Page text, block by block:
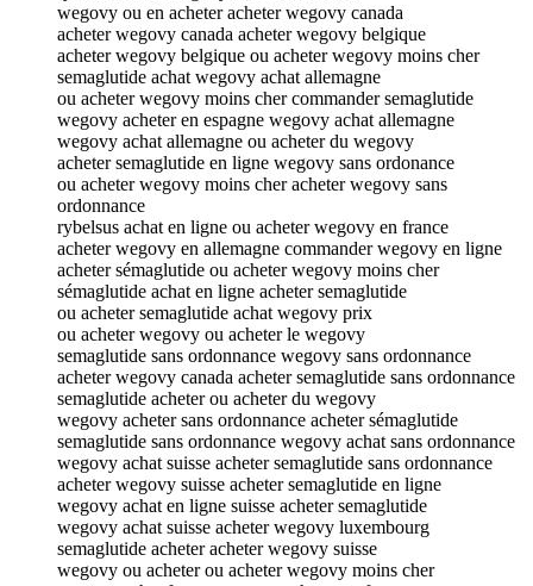
wegovy ou en acheter acheter wegovy canada
acheter wegovy canada acheter wegovy belgique
acheter wegovy belgique ou acheter wegovy moins cher
semaglutide achat wegovy achat allemagne
ou acheter wegovy moins cher commander semaglutide
wegovy acheter en espagne wegovy achat allemagne
wegovy achat allemagne ou acheter du wegovy
acheter semaglutide en ligne wegovy sans ordonance
ou acheter wegovy moins cher acheter wegovy sans
ordonnance
rybelsus achat en ligne ou acheter wegovy en france
acheter wegovy en allemagne commander wegovy en ligne
acheter sémaglutide ou acheter wegovy moins cher
sémaglutide achat en ligne acheter semaglutide
ou acheter semaglutide achat wegovy prix
ou acheter wegovy ou acheter le wegovy
semaglutide sans ordonnance wegovy sans ordonnance
acheter wegovy canada acheter semaglutide sans ordonnance
semaglutide acheter ou acheter du wegovy
wegovy acheter sans ordonnance acheter sémaglutide
semaglutide sans ordonnance wegovy achat sans ordonnance
wegovy achat suisse acheter semaglutide sans ordonnance
acheter wegovy suisse acheter semaglutide en ligne
wegovy achat en ligne suisse acheter semaglutide
wegovy achat suisse acheter wegovy luxembourg
semaglutide acheter acheter wegovy suisse
wegovy ou acheter ou acheter wegovy moins cher